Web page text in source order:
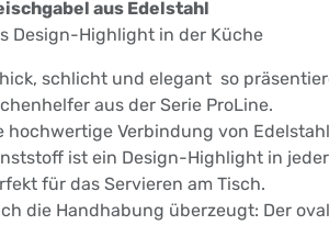
aus Edelstahl
Design-Highlight in der Küche
schlicht und elegant  so
aus der Serie ProLine.
hochwertige Verbindung von
ist ein Design-Highlight in
für das Servieren am Tisch.
die Handhabung überzeugt: Der